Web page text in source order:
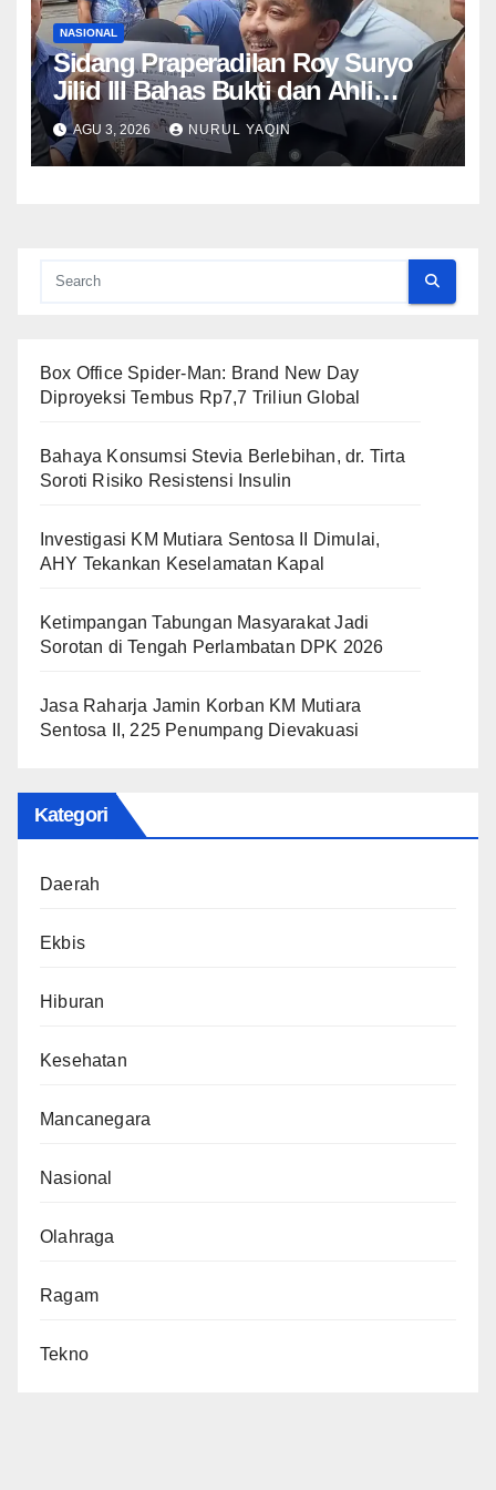
NASIONAL
Sidang Praperadilan Roy Suryo
Jilid III Bahas Bukti dan Ahli
Polda
AGU 3, 2026 NURUL YAQIN
Box Office Spider-Man: Brand New Day
Diproyeksi Tembus Rp7,7 Triliun Global
Bahaya Konsumsi Stevia Berlebihan, dr. Tirta
Soroti Risiko Resistensi Insulin
Investigasi KM Mutiara Sentosa II Dimulai,
AHY Tekankan Keselamatan Kapal
Ketimpangan Tabungan Masyarakat Jadi
Sorotan di Tengah Perlambatan DPK 2026
Jasa Raharja Jamin Korban KM Mutiara
Sentosa II, 225 Penumpang Dievakuasi
Kategori
Daerah
Ekbis
Hiburan
Kesehatan
Mancanegara
Nasional
Olahraga
Ragam
Tekno